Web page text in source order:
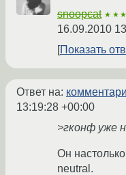
snoopcat
16.09.2010
Показать
Ответ на:
13:19:28 +00:00
>гконф уже
Он
neutral.